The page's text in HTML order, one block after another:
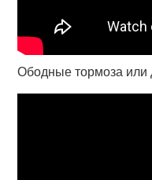
Ободные тормоза или